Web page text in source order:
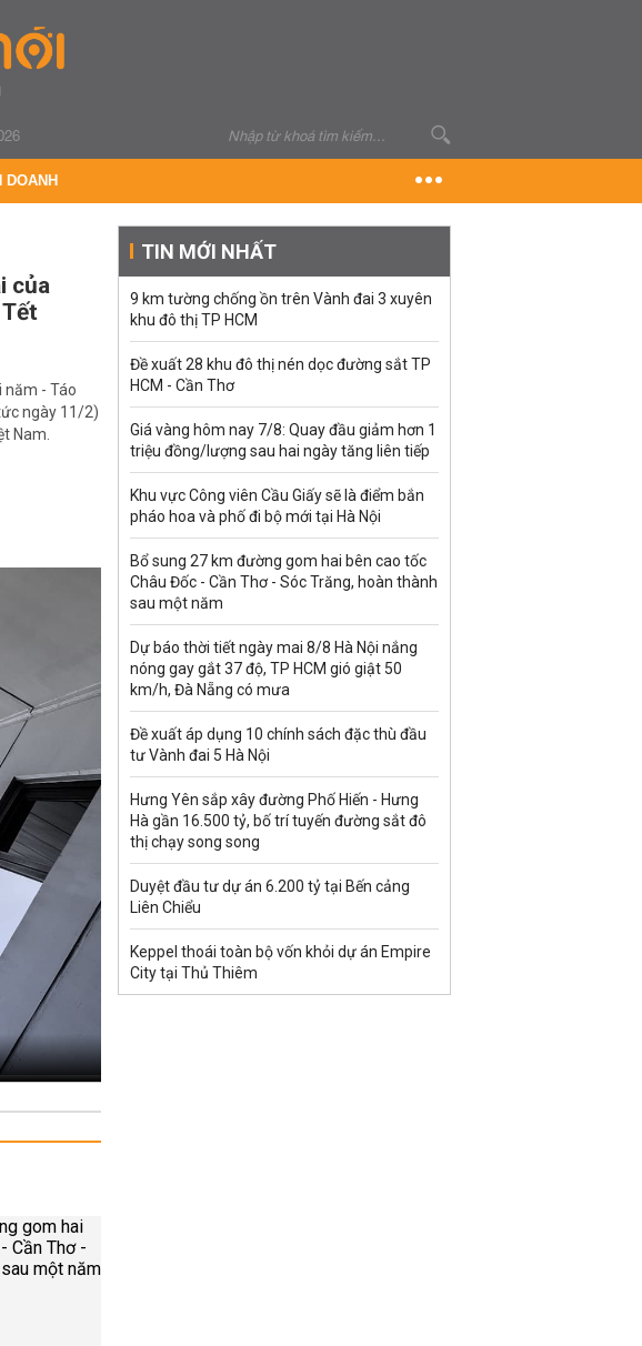
DOANH
của
năm - Táo
ngày 11/2)
Nam.
TIN MỚI NHẤT
9 km tường chống ồn trên Vành đai 3 xuyên
khu đô thị TP HCM
Đề xuất 28 khu đô thị nén dọc đường sắt TP
HCM - Cần Thơ
Giá vàng hôm nay 7/8: Quay đầu giảm hơn 1
triệu đồng/lượng sau hai ngày tăng liên tiếp
Khu vực Công viên Cầu Giấy sẽ là điểm bắn
pháo hoa và phố đi bộ mới tại Hà Nội
Bổ sung 27 km đường gom hai bên cao tốc
Châu Đốc - Cần Thơ - Sóc Trăng, hoàn thành
sau một năm
Dự báo thời tiết ngày mai 8/8 Hà Nội nắng
nóng gay gắt 37 độ, TP HCM gió giật 50
km/h, Đà Nẵng có mưa
Đề xuất áp dụng 10 chính sách đặc thù đầu
tư Vành đai 5 Hà Nội
Hưng Yên sắp xây đường Phố Hiến - Hưng
Hà gần 16.500 tỷ, bố trí tuyến đường sắt đô
thị chạy song song
Duyệt đầu tư dự án 6.200 tỷ tại Bến cảng
Liên Chiểu
Keppel thoái toàn bộ vốn khỏi dự án Empire
City tại Thủ Thiêm